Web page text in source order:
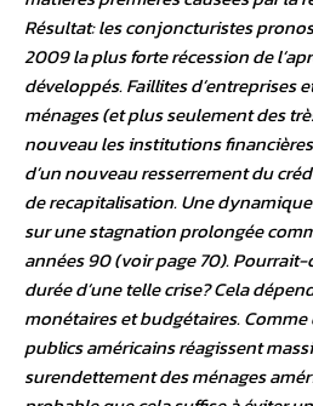
Résultat: les conjoncturistes
2009 la plus forte récession de
développés. Faillites d’entreprises
ménages (et plus seulement des
nouveau les institutions
d’un nouveau resserrement du
de recapitalisation. Une
sur une stagnation prolongée
années 90 (voir page 70).
durée d’une telle crise? Cela
monétaires et budgétaires.
publics américains réagissent
surendettement des ménages